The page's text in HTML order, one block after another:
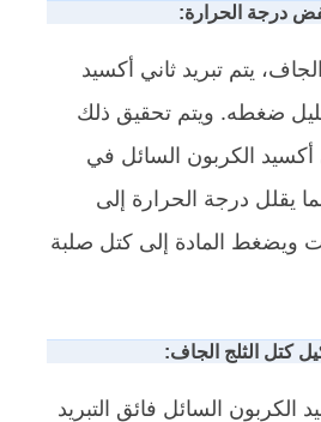
درجة الحرارة:
يتم تبريد ثاني أكسيد
ضغطه. ويتم تحقيق ذلك
الكربون السائل في
يقلل درجة الحرارة إلى
ويضغط المادة إلى كتل صلبة
كتل الثلج الجاف:
الكربون السائل فائق التبريد